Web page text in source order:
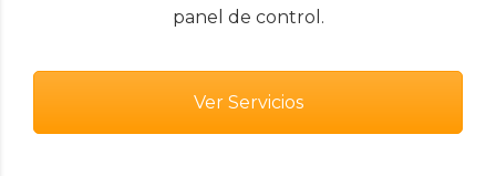
panel de control.
Ver Servicios